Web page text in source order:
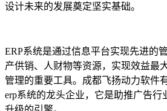
设计未来的发展奠定坚实基础。
ERP系统是通过信息平台实现先进的
产供销、人财物等资源，实现效益最
管理的重要工具。 成都飞扬动力软件
erp系统的龙头企业，它是助推广告行